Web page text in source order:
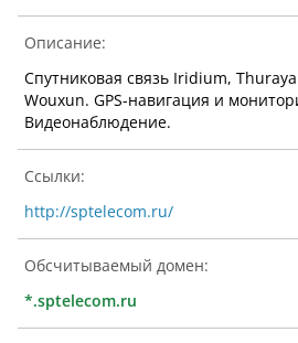
Описание:
Спутниковая связь Iridium,
Wouxun. GPS-навигация и
Видеонаблюдение.
Ссылки:
http://sptelecom.ru/
Обсчитываемый домен:
*.sptelecom.ru